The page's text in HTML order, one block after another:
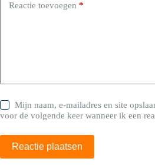
Reactie toevoegen *
Mijn naam, e-mailadres en site
voor de volgende keer wanneer ik een
Reactie plaatsen